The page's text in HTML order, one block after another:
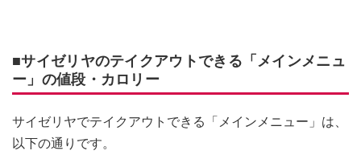
■サイゼリヤのテイクアウトできる「メインメニュ
ー」の値段・カロリー
サイゼリヤでテイクアウトできる「メインメニュー」は、
以下の通りです。